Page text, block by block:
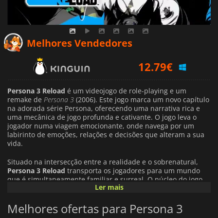
Melhores Vendedores
14.02€
21.09€
Persona 3 Reload é um videojogo de role-playing e um
remake de Persona 3 (2006). Este jogo marca um novo capítulo
na adorada série Persona, oferecendo uma narrativa rica e
uma mecânica de jogo profunda e cativante. O jogo leva o
jogador numa viagem emocionante, onde navega por um
labirinto de emoções, relações e decisões que alteram a sua
vida.
Situado na intersecção entre a realidade e o sobrenatural,
Persona 3 Reload transporta os jogadores para um mundo
que é simultaneamente familiar e surreal. O núcleo do jogo
gira em torno de um grupo de estudantes do liceu que são
"Shadow". Os jogadores têm de usar as suas capacidades
únicas, ou "Personas", para combater e ultrapassar os
Ler mais
Melhores ofertas para Persona 3